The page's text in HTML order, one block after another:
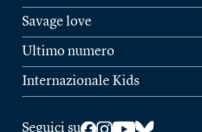
Savage love
Ultimo numero
Internazionale Kids
Seguici su